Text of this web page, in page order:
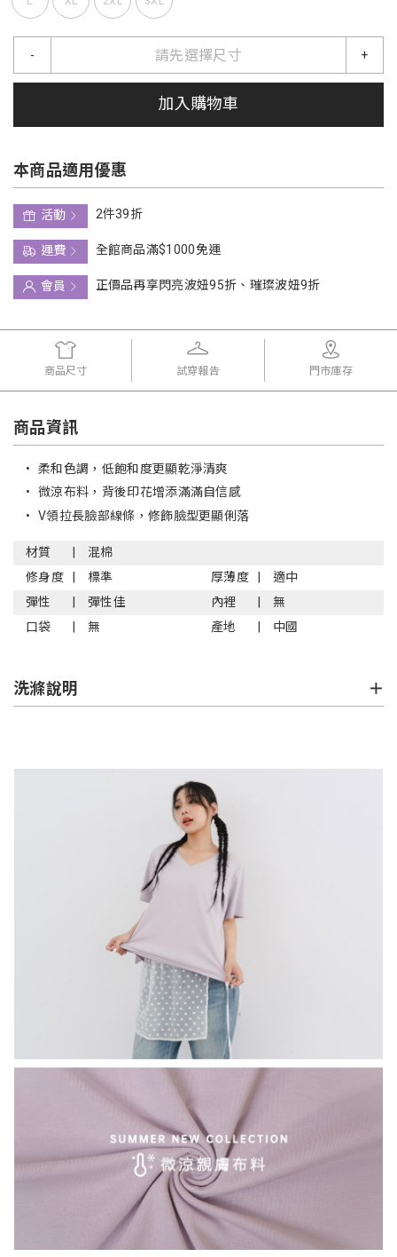
請先選擇尺寸
- +
加入購物車
本商品適用優惠
活動
2件39折
運費
全館商品滿$1000免運
會員
正價品再享閃亮波妞95折、璀璨波妞9折
商品尺寸 試穿報告 門市庫存
商品資訊
• 柔和色調，低飽和度更顯乾淨清爽
• 微涼布料，背後印花增添滿滿自信感
• V領拉長臉部線條，修飾臉型更顯俐落
材質
混棉
修身度
標準 厚薄度
適中
彈性
彈性佳 內裡
無
口袋
無 產地 中國
洗滌說明